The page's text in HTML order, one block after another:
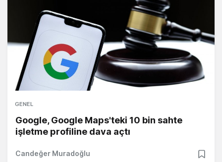
GENEL
Google, Google Maps'teki 10 bin sahte
işletme profiline dava açtı
Candeğer Muradoğlu